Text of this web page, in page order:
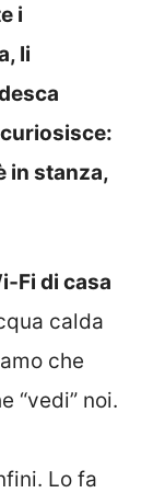
i
li
in stanza,
di casa
calda
che
“vedi” noi.
Lo fa